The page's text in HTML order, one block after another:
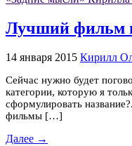
Лучший фильм
14 января 2015 Кирилл
Сейчас нужно будет
категории, которую я
сформулировать
фильмы […]
Далее →